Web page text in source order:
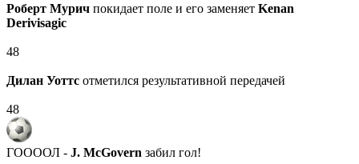
Роберт Мурич покидает поле и его заменяет Kenan
Derivisagic
48
Дилан Уоттс отметился результативной передачей
48
ГООООЛ - J. McGovern забил гол!